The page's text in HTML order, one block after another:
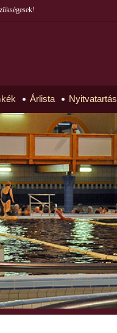
Árlista Nyitvatartás